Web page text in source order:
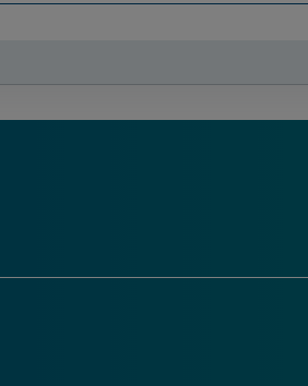
- HAbg-VO)
des Landes